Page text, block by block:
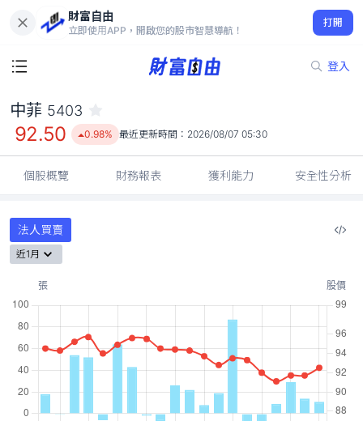
財富自由
立即使用APP，開啟您的股市智慧導航！
打開
登入
92.50
0.98%
中菲 5403
92.50 0.98% 最近更新時間： 2026/08/07 05:30
個股概覽 財務報表 獲利能力 安全性分析
法人買賣
近1月